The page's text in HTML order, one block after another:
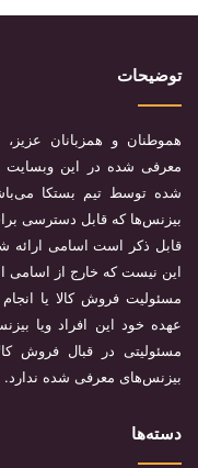
توضیحات
هموطنان و همزبانان
معرفی شده در این
شده توسط تیم بستکا
بیزنس‌ها که قابل دسترسی
قابل ذکر است اسامی ارائه
این نیست که خارج از اسامی
مسئولیت فروش کالا یا
عهده خود این افراد ویا
مسئولیتی در قبال فروش
بیزنس‌های معرفی شده ندارد.
دسته‌ها